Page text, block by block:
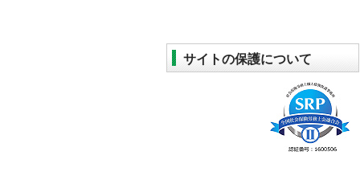
サイトの保護について